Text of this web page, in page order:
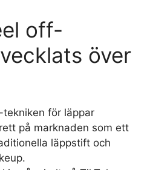
off-
över
för läppar
på marknaden som ett
läppstift och